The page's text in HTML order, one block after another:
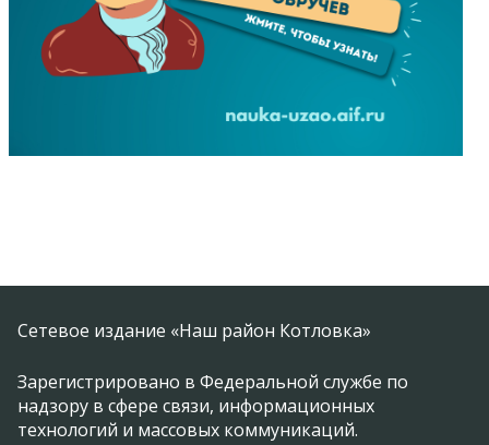
Сетевое издание «Наш район Котловка»
Зарегистрировано в Федеральной службе по
надзору в сфере связи, информационных
технологий и массовых коммуникаций.